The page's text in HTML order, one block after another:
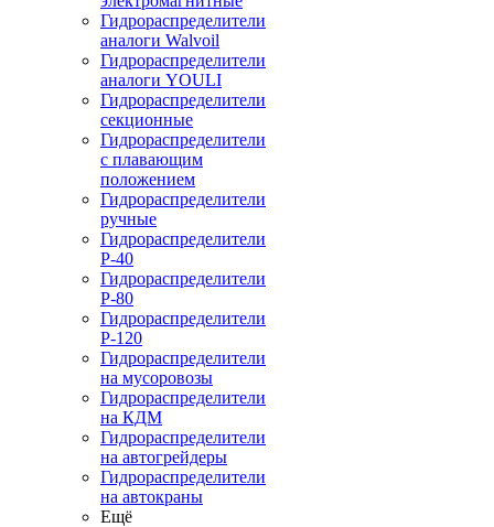
Гидрораспределители
аналоги Walvoil
Гидрораспределители
аналоги YOULI
Гидрораспределители
секционные
Гидрораспределители
с плавающим
положением
Гидрораспределители
ручные
Гидрораспределители
Р-40
Гидрораспределители
Р-80
Гидрораспределители
Р-120
Гидрораспределители
на мусоровозы
Гидрораспределители
на КДМ
Гидрораспределители
на автогрейдеры
Гидрораспределители
на автокраны
Ещё